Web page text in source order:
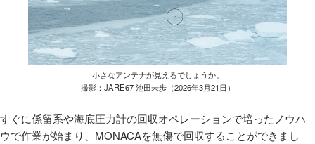
小さなアンテナが見えるでしょうか。
撮影：JARE67 池田未歩（2026年3月21日）
すぐに係留系や海底圧力計の回収オペレーションで培ったノウハ
ウで作業が始まり、MONACAを無傷で回収することができまし